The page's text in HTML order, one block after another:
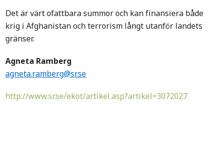
Det är värt ofattbara summor och kan finansiera både
krig i Afghanistan och terrorism långt utanför landets
gränser.
Agneta Ramberg
agneta.ramberg@sr.se
http://www.sr.se/ekot/artikel.asp?artikel=3072027